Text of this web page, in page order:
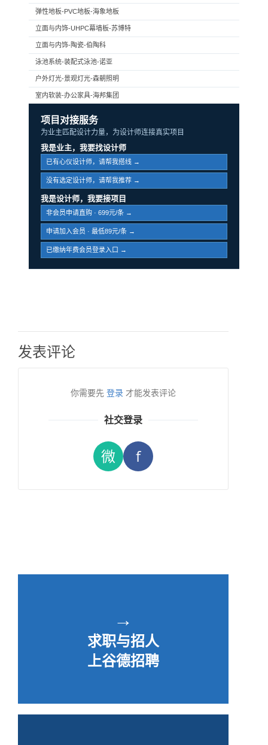
弹性地板-PVC地板-海象地板
立面与内饰-UHPC幕墙板-苏博特
立面与内饰-陶瓷-伯陶科
泳池系统-装配式泳池-诺亚
户外灯光-景观灯光-森朝照明
室内软装-办公家具-海邦集团
项目对接服务
为业主匹配设计力量，为设计师连接真实项目
我是业主，我要找设计师
已有心仪设计师，请帮我搭线 →
没有选定设计师，请帮我推荐 →
我是设计师，我要接项目
非会员申请直购 · 699元/条 →
申请加入会员 · 最低89元/条 →
已缴纳年费会员登录入口 →
发表评论
你需要先 登录 才能发表评论
社交登录
微 f
→
求职与招人
上谷德招聘